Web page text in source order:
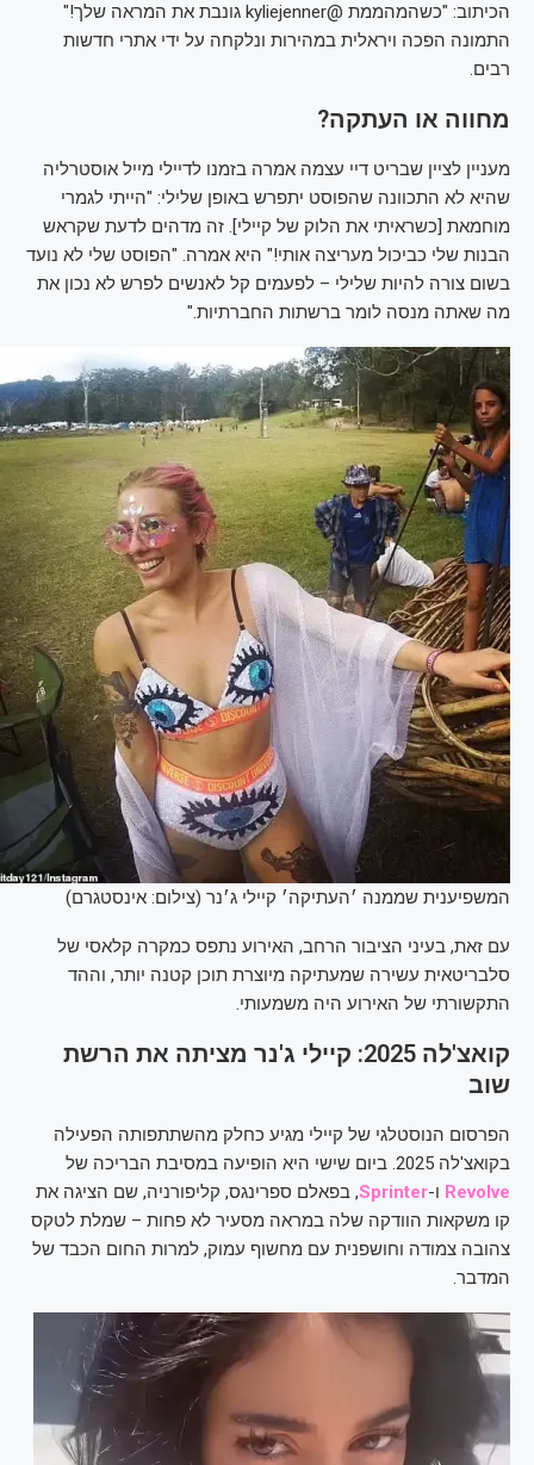
הכיתוב: "כשהמהממת @kyliejenner גונבת את המראה שלך!"
התמונה הפכה ויראלית במהירות ונלקחה על ידי אתרי חדשות
רבים.
מחווה או העתקה?
מעניין לציין שבריט דיי עצמה אמרה בזמנו לדיילי מייל אוסטרליה
שהיא לא התכוונה שהפוסט יתפרש באופן שלילי: "הייתי לגמרי
מוחמאת [כשראיתי את הלוק של קיילי]. זה מדהים לדעת שקראש
הבנות שלי כביכול מעריצה אותי!" היא אמרה. "הפוסט שלי לא נועד
בשום צורה להיות שלילי – לפעמים קל לאנשים לפרש לא נכון את
מה שאתה מנסה לומר ברשתות החברתיות."
המשפיענית שממנה ׳העתיקה׳ קיילי ג׳נר (צילום: אינסטגרם)
עם זאת, בעיני הציבור הרחב, האירוע נתפס כמקרה קלאסי של
סלבריטאית עשירה שמעתיקה מיוצרת תוכן קטנה יותר, וההד
התקשורתי של האירוע היה משמעותי.
קואצ'לה 2025: קיילי ג'נר מציתה את הרשת
שוב
הפרסום הנוסטלגי של קיילי מגיע כחלק מהשתתפותה הפעילה
בקואצ'לה 2025. ביום שישי היא הופיעה במסיבת הבריכה של
Revolve ו-Sprinter, בפאלם ספרינגס, קליפורניה, שם הציגה את
קו משקאות הוודקה שלה במראה מסעיר לא פחות – שמלת לטקס
צהובה צמודה וחושפנית עם מחשוף עמוק, למרות החום הכבד של
המדבר.